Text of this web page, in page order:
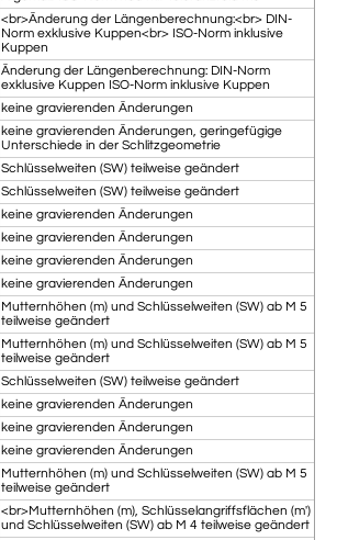
<br>Änderung der Längenberechnung:<br> DIN-
Norm exklusive Kuppen<br> ISO-Norm inklusive
Kuppen
Änderung der Längenberechnung: DIN-Norm
exklusive Kuppen ISO-Norm inklusive Kuppen
keine gravierenden Änderungen
keine gravierenden Änderungen, geringefügige
Unterschiede in der Schlitzgeometrie
Schlüsselweiten (SW) teilweise geändert
Schlüsselweiten (SW) teilweise geändert
keine gravierenden Änderungen
keine gravierenden Änderungen
keine gravierenden Änderungen
keine gravierenden Änderungen
Mutternhöhen (m) und Schlüsselweiten (SW) ab M 5
teilweise geändert
Mutternhöhen (m) und Schlüsselweiten (SW) ab M 5
teilweise geändert
Schlüsselweiten (SW) teilweise geändert
keine gravierenden Änderungen
keine gravierenden Änderungen
keine gravierenden Änderungen
Mutternhöhen (m) und Schlüsselweiten (SW) ab M 5
teilweise geändert
<br>Mutternhöhen (m), Schlüsselangriffsflächen (m')
und Schlüsselweiten (SW) ab M 4 teilweise geändert